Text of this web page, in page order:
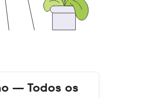
— Todos os